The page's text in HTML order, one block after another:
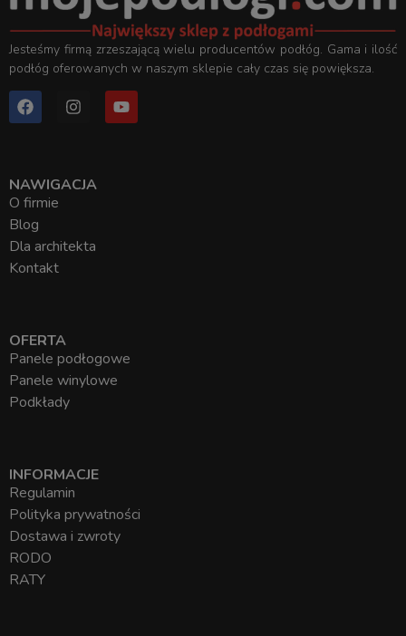
Jesteśmy firmą zrzeszającą wielu producentów podłóg. Gama i ilość
podłóg oferowanych w naszym sklepie cały czas się powiększa.
NAWIGACJA
O firmie
Blog
Dla architekta
Kontakt
OFERTA
Panele podłogowe
Panele winylowe
Podkłady
INFORMACJE
Regulamin
Polityka prywatności
Dostawa i zwroty
RODO
RATY